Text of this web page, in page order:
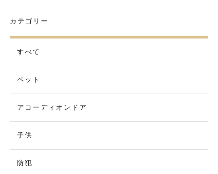
カテゴリー
すべて
ペット
アコーディオンドア
子供
防犯